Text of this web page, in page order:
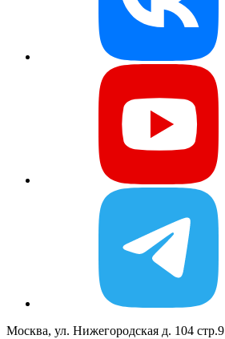
Москва, ул. Нижегородская д. 104 стр.9